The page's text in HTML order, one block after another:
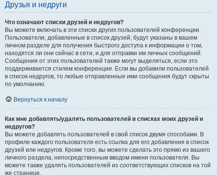
Друзья и недруги
Что означают списки друзей и недругов?
Вы можете включать в эти списки других пользователей конференции.
Пользователи, добавленные в список друзей, будут указаны в вашем
личном разделе для получения быстрого доступа к информации о том,
находятся ли они сейчас в сети, и для отправки им личных сообщений.
Сообщения от этих пользователей также могут выделяться, если это
поддерживается стилем конференции. Если вы добавили пользователей
в список недругов, то любые отправленные ими сообщения будут скрыты
по умолчанию.
Вернуться к началу
Как мне добавлять/удалять пользователей в списках моих друзей и
недругов?
Вы можете добавлять пользователей в свой список двумя способами. В
профиле каждого пользователя есть ссылка для его добавления в список
друзей или недругов. Кроме того, вы можете сделать это прямо из вашего
личного раздела, непосредственным вводом имени пользователя. Вы
можете также удалять пользователей из соответствующих списков на той
же странице.